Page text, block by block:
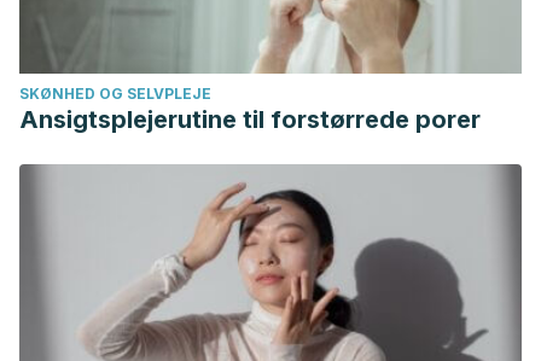
SKØNHED OG SELVPLEJE
Ansigtsplejerutine til forstørrede porer